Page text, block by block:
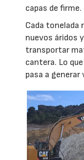
capas de firme.
Cada tonelada
nuevos áridos
transportar
cantera. Lo
pasa a generar